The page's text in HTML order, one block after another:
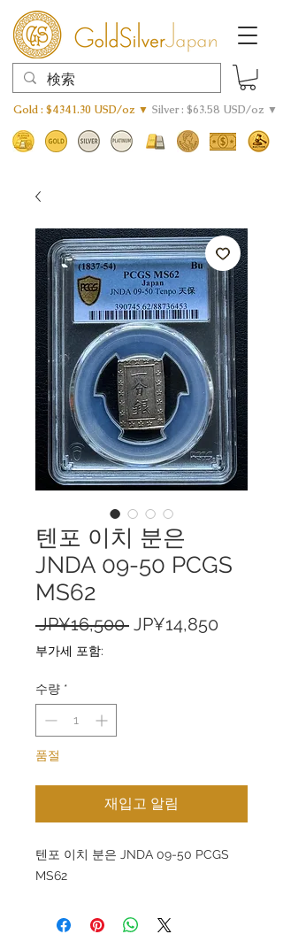
Gold : $4341.30 USD/oz ▼ Silver : $63.58 USD/oz ▼
텐포 이치 분은
JNDA 09-50 PCGS
MS62
JP¥16,500 일
JP¥14,850
부가세 포함:
수량 *
품절
재입고 알림
텐포 이치 분은 JNDA 09-50 PCGS
MS62